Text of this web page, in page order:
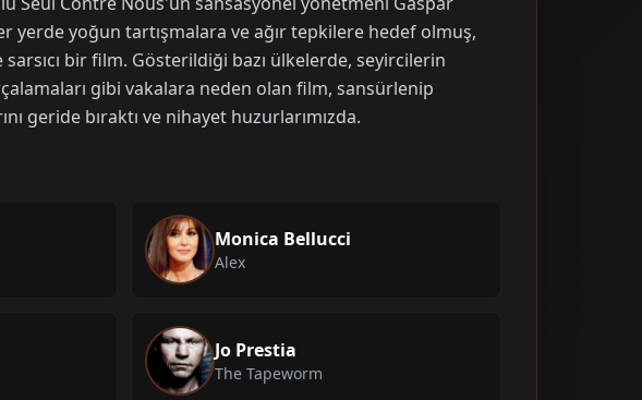
yerde yoğun tartışmalara ve ağır tepkilere hedef olmuş,
bir film. Gösterildiği bazı ülkelerde, seyircilerin
gibi vakalara neden olan film, sansürlenip
geride bıraktı ve nihayet huzurlarımızda.
Monica Bellucci
Alex
Jo Prestia
The Tapeworm